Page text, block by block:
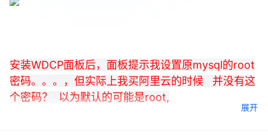
安装WDCP面板后，面板提示我设置原mysql的root
密码。。。，但实际上我买阿里云的时候 并没有这
个密码？ 以为默认的可能是root,
展开